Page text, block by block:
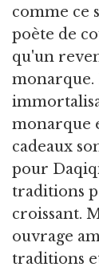
comme ce
poète de
qu'un
monarque.
monarque
cadeaux
pour
traditions
croissant.
ouvrage
traditions